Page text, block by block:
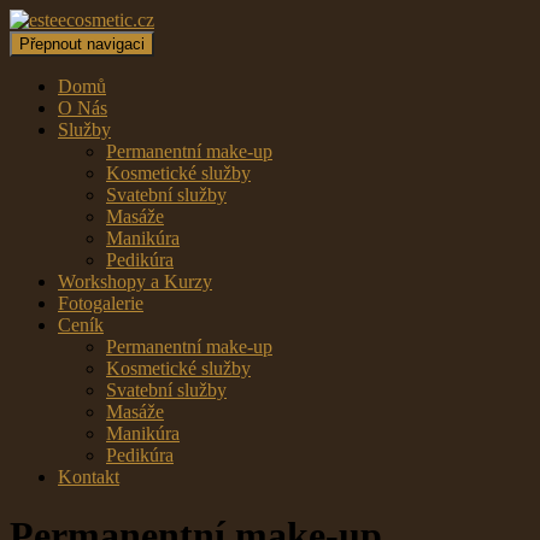
Přepnout navigaci
Domů
O Nás
Služby
Permanentní make-up
Kosmetické služby
Svatební služby
Masáže
Manikúra
Pedikúra
Workshopy a Kurzy
Fotogalerie
Ceník
Permanentní make-up
Kosmetické služby
Svatební služby
Masáže
Manikúra
Pedikúra
Kontakt